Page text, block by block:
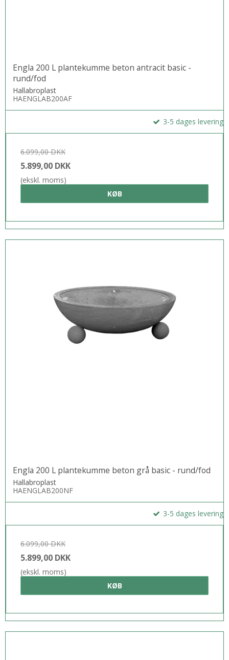
Engla 200 L plantekumme beton antracit basic -
rund/fod
Hallabroplast
HAENGLAB200AF
3-5 dages levering
6.099,00 DKK
5.899,00 DKK
(ekskl. moms)
KØB
Engla 200 L plantekumme beton grå basic - rund/fod
Hallabroplast
HAENGLAB200NF
3-5 dages levering
6.099,00 DKK
5.899,00 DKK
(ekskl. moms)
KØB